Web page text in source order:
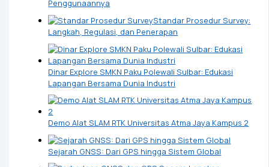
Penggunaannya
Standar Prosedur Survey:
Langkah, Regulasi, dan Penerapan
Dinar Explore SMKN Paku Polewali Sulbar: Edukasi
Lapangan Bersama Dunia Industri
Demo Alat SLAM RTK Universitas Atma Jaya Kampus 2
Sejarah GNSS: Dari GPS hingga Sistem Global